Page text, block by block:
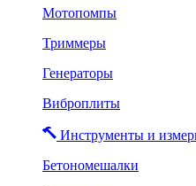
Мотопомпы
Триммеры
Генераторы
Виброплиты
Инструменты и
Бетономешалки